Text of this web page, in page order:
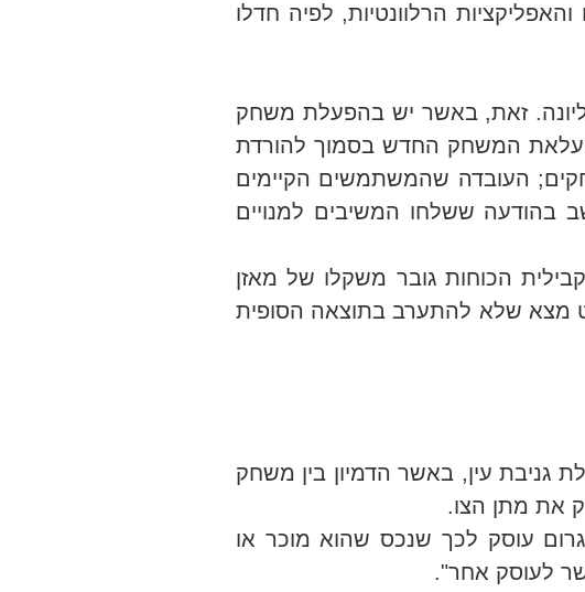
הרלוונטיות, לפיה חדלו
זאת, באשר יש בהפעלת משחק
המשחק החדש בסמוך להורדת
החזותי שבין המשחקים; העובדה שהמשתמשים הקיימים
בהודעה ששלחו המשיבים למנויים
הכוחות גובר משקלו של מאזן
מצא שלא להתערב בתוצאה הסופית
עין, באשר הדמיון בין משחק
את מתן הצו.
מסחריות, התשנ"ט-1999 קובעת כלהלן: "לא יגרום עוסק לכך שנכס שהוא מוכר או
לעוסק אחר".